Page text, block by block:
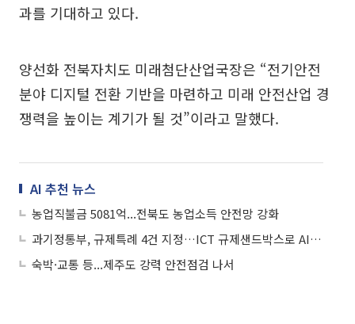
과를 기대하고 있다.
양선화 전북자치도 미래첨단산업국장은 “전기안전
분야 디지털 전환 기반을 마련하고 미래 안전산업 경
쟁력을 높이는 계기가 될 것”이라고 말했다.
AI 추천 뉴스
농업직불금 5081억...전북도 농업소득 안전망 강화
과기정통부, 규제특례 4건 지정…ICT 규제샌드박스로 AI 고도화 기여한다
숙박·교통 등...제주도 강력 안전점검 나서